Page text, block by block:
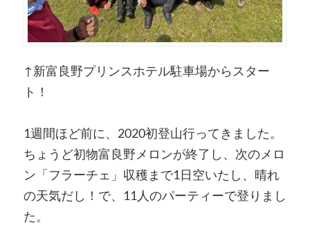
↑新富良野プリンスホテル駐車場からスター
ト！
1週間ほど前に、2020初登山行ってきました。
ちょうど初物富良野メロンが終了し、次のメロ
ン「フラーチェ」収穫まで1日空いたし、晴れ
の天気だし！で、11人のパーティーで登りまし
た。